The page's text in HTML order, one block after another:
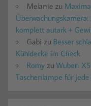
Melanie zu
komplett autark +
Gabi zu Besser
Kühldecke im Check
Romy zu Wuben
Taschenlampe für jede